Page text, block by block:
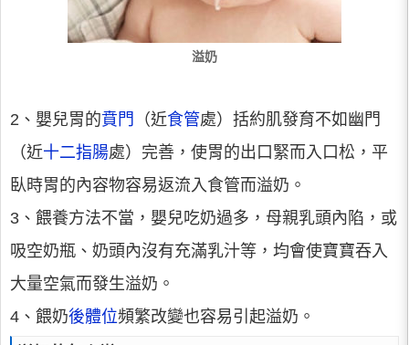
溢奶
2、嬰兒胃的賁門 （近食管處）括約肌發育不如幽門
（近十二指腸處）完善，使胃的出口緊而入口松，平
臥時胃的內容物容易返流入食管而溢奶。
3、餵養方法不當，嬰兒吃奶過多，母親乳頭內陷，或
吸空奶瓶、奶頭內沒有充滿乳汁等，均會使寶寶吞入
大量空氣而發生溢奶。
4、餵奶後體位頻繁改變也容易引起溢奶。